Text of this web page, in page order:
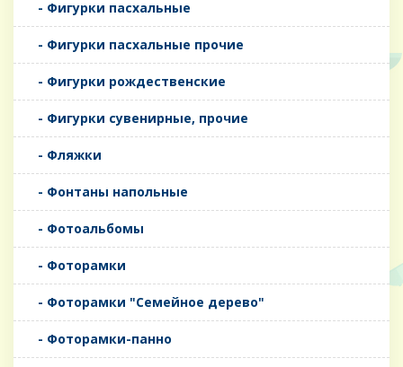
- Фигурки пасхальные
- Фигурки пасхальные прочие
- Фигурки рождественские
- Фигурки сувенирные, прочие
- Фляжки
- Фонтаны напольные
- Фотоальбомы
- Фоторамки
- Фоторамки "Семейное дерево"
- Фоторамки-панно